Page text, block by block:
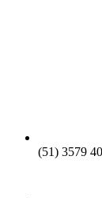
(51) 3579